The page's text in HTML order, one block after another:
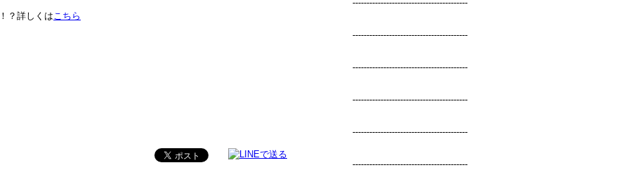
？詳しくは こちら
-----------------------------------------
-----------------------------------------
-----------------------------------------
-----------------------------------------
-----------------------------------------
-----------------------------------------